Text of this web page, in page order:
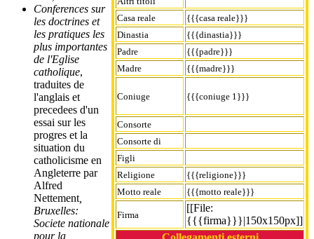
Casa reale
{{{casa reale}}}
Dinastia
{{{dinastia}}}
Padre
{{{padre}}}
Madre
{{{madre}}}
Coniuge {{{coniuge 1}}}
Consorte
Consorte di
Figli
Religione
{{{religione}}}
Motto reale
{{{motto reale}}}
Firma
[[File:
{{{firma}}}|150x150px]]
Conferences sur
les doctrines et
les pratiques les
plus importantes
de l'Eglise
catholique,
traduites de
l'anglais et
precedees d'un
essai sur les
progres et la
situation du
catholicisme en
Angleterre par
Alfred
Nettement
Bruxelles:
Societe nationale
pour la